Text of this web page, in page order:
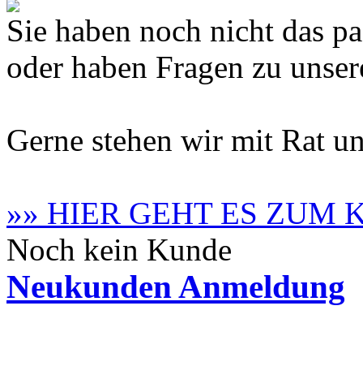
Sie haben noch nicht das
oder haben Fragen zu
Gerne stehen wir mit Rat
»» HIER GEHT ES ZUM
Noch kein Kunde
Neukunden Anmeldung